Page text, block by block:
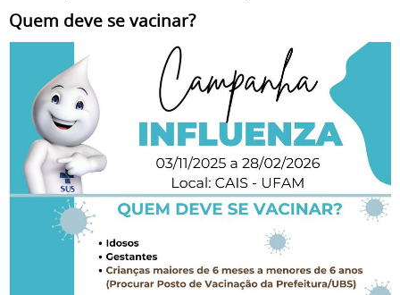
Quem deve se vacinar?